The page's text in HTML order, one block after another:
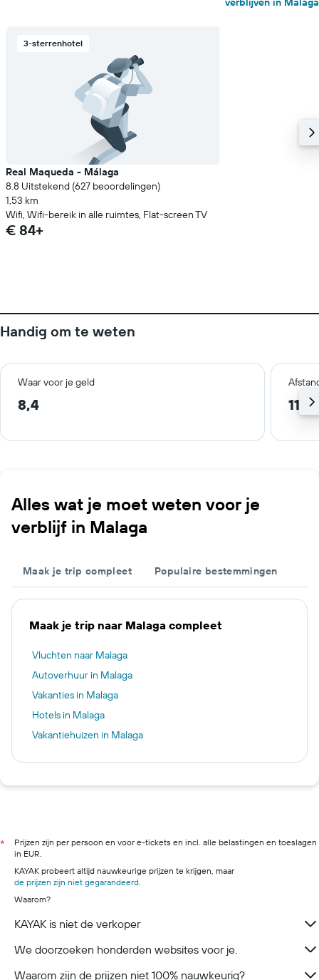
3-sterrenhotel
Real Maqueda - Málaga
8.8 Uitstekend (627 beoordelingen)
1,53 km
Wifi, Wifi-bereik in alle ruimtes, Flat-screen TV
€ 84+
Handig om te weten
Waar voor je geld
8,4 11,6
Alles wat je moet weten voor je
verblijf in Malaga
Maak je trip compleet Populaire bestemmingen
Maak je trip naar Malaga compleet
Vluchten naar Malaga
Autoverhuur in Malaga
Vakanties in Malaga
Hotels in Malaga
Vakantiehuizen in Malaga
*
Prijzen zijn per persoon en voor e-tickets en incl. alle belastingen en toeslagen
in EUR.
KAYAK probeert altijd nauwkeurige prijzen te krijgen, maar
de prijzen zijn niet gegarandeerd.
Waarom?
KAYAK is niet de verkoper
We doorzoeken honderden websites voor je.
Waarom zijn de prijzen niet 100% nauwkeurig?